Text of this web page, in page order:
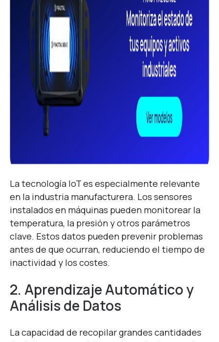
La tecnología IoT es especialmente relevante
en la industria manufacturera. Los sensores
instalados en máquinas pueden monitorear la
temperatura, la presión y otros parámetros
clave. Estos datos pueden prevenir problemas
antes de que ocurran, reduciendo el tiempo de
inactividad y los costes.
2. Aprendizaje Automático y
Análisis de Datos
La capacidad de recopilar grandes cantidades